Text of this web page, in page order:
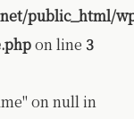
public_html/
on line 3
on null in